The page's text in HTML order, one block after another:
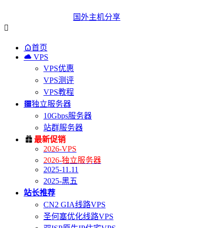
国外主机分享

首页
 VPS
VPS优惠
VPS测评
VPS教程
独立服务器
10Gbps服务器
站群服务器
 最新促销
2026-VPS
2026-独立服务器
2025-11.11
2025-黑五
站长推荐
CN2 GIA线路VPS
圣何塞优化线路VPS